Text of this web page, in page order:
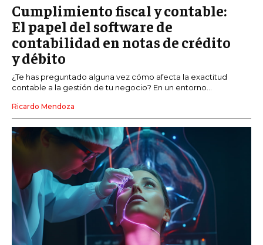
Cumplimiento fiscal y contable:
El papel del software de
contabilidad en notas de crédito
y débito
¿Te has preguntado alguna vez cómo afecta la exactitud
contable a la gestión de tu negocio? En un entorno...
Ricardo Mendoza